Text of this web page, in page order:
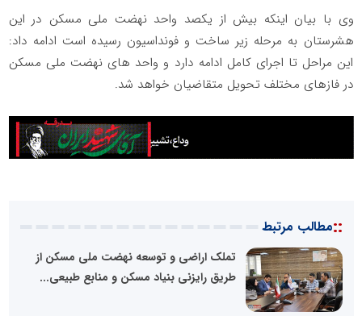
وی با بیان اینکه بیش از یکصد واحد نهضت ملی مسکن در این
هشرستان به مرحله زیر ساخت و فونداسیون رسیده است ادامه داد:
این مراحل تا اجرای کامل ادامه دارد و واحد های نهضت ملی مسکن
در فازهای مختلف تحویل متقاضیان خواهد شد.
::مطالب مرتبط
تملک اراضی و توسعه نهضت ملی مسکن از
طریق رایزنی بنیاد مسکن و منابع طبیعی...